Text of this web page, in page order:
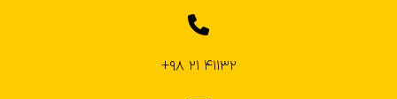
۴۱۱۳۲ ۲۱ ۹۸+